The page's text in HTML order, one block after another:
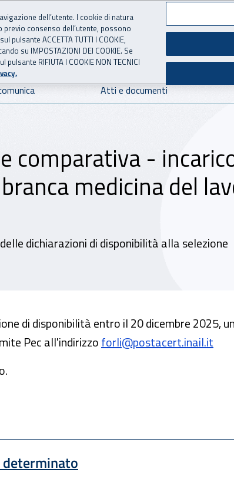
l'Assicurazione
Atti e documenti
comparativa -
medicina del
dichiarazioni di disponibilità alla selezione
di disponibilità entro il 20 dicembre 2025,
Pec all'indirizzoforli@postacert.inail.it
determinato
dell’utente. I cookie di natura
consenso dell’utente, possono
ACCETTA TUTTI I COOKIE,
su IMPOSTAZIONI DEI COOKIE. Se
RIFIUTA I COOKIE NON TECNICI